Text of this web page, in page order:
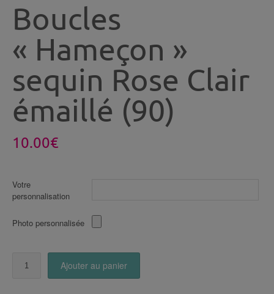
Boucles
« Hameçon »
sequin Rose Clair
émaillé (90)
10.00€
Votre
personnalisation
Photo personnalisée
Ajouter au panier